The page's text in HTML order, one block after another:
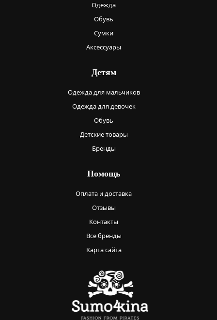
Одежда
Обувь
Сумки
Аксессуары
Детям
Одежда для мальчиков
Одежда для девочек
Обувь
Детские товары
Бренды
Помощь
Оплата и доставка
Отзывы
Контакты
Все бренды
Карта сайта